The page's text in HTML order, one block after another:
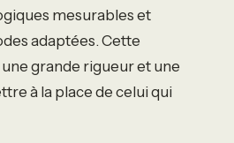
mesurables et
adaptées. Cette
grande rigueur et une
à la place de celui qui